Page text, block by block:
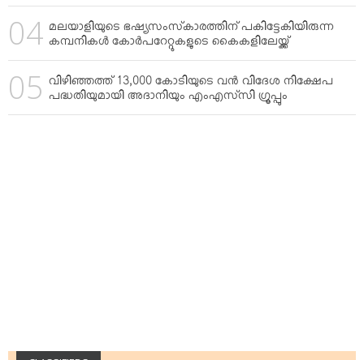
മലയാളിയുടെ ഭഷ്യസംസ്‌കാരത്തിന് പകിട്ടേകിയിരുന്ന
കമ്പനികള്‍ കോര്‍പറേറ്റുകളുടെ കൈകളിലേയ്ക്ക്
വിഴിഞ്ഞത്ത് 13,000 കോടിയുടെ വന്‍ വിദേശ നിക്ഷേപ
പദ്ധതിയുമായി അദാനിയും എംഎസ്‌സി ഗ്രൂപ്പും